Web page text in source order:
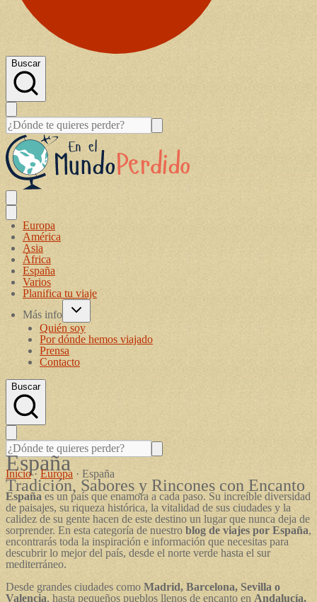
Buscar
Europa
América
Asia
África
España
Varios
Planifica tu viaje
Más info
Quién soy
Por dónde hemos viajado
Prensa
Contacto
Buscar
España
Inicio· Europa · España
Tradición, Sabores y Rincones con Encanto
España es un país que enamora a cada paso. Su increíble diversidad
de paisajes, su riqueza histórica, la vitalidad de sus ciudades y la
calidez de su gente hacen de este destino un lugar que nunca deja de
sorprender. En esta categoría de nuestro blog de viajes por España,
encontrarás toda la inspiración e información que necesitas para
descubrir lo mejor del país, desde el norte verde hasta el sur
mediterráneo.
Desde grandes ciudades como Madrid, Barcelona, Sevilla o
Valencia, hasta pequeños pueblos llenos de encanto en Andalucía,